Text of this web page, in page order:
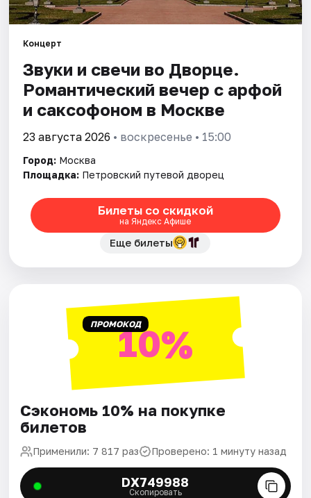
Площадки
Артисты
Рейтинги
Концерт
Звуки и свечи во Дворце.
Романтический вечер с арфой
и саксофоном в Москве
23 августа 2026 • воскресенье • 15:00
Город: Москва
Площадка: Петровский путевой дворец
Билеты со скидкой
на Яндекс Афише
Еще билеты
ПРОМОКОД10%
Сэкономь 10% на покупке
билетов
Применили: 7 817 раз Проверено: 1 минуту назад
DX749988
Скопировать